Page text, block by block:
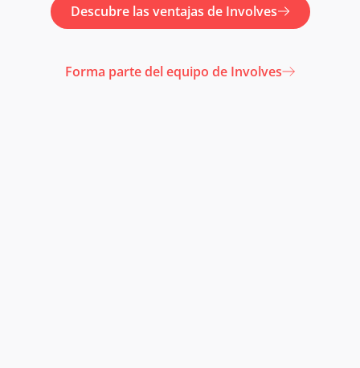
Descubre las ventajas de Involves
Forma parte del equipo de Involves